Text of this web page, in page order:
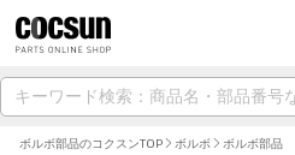
ボルボ部品のコクスンTOP ボルボ ボルボ部品